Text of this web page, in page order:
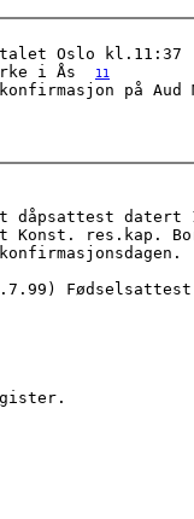
Oslo kl.11:37
i Ås
11
på
dåpsattest datert
Konst. res.kap.